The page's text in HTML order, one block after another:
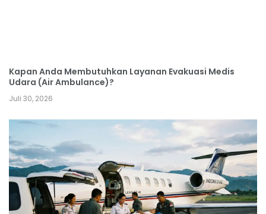
Kapan Anda Membutuhkan Layanan Evakuasi Medis
Udara (Air Ambulance)?
Juli 30, 2026